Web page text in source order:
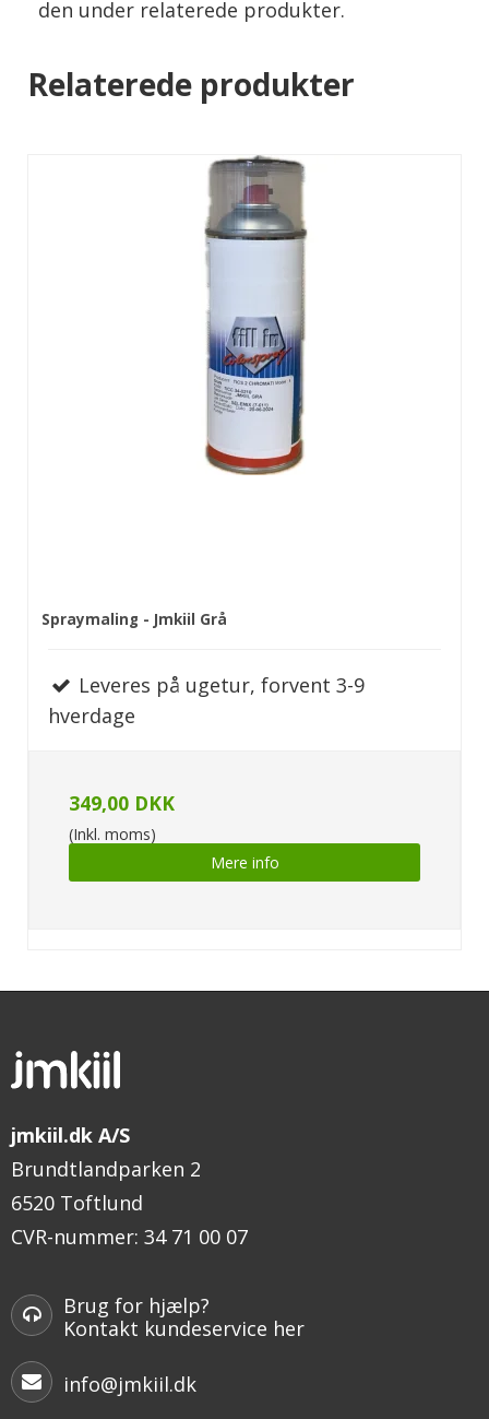
den under relaterede produkter.
Relaterede produkter
Spraymaling - Jmkiil Grå
Leveres på ugetur, forvent 3-9
hverdage
349,00 DKK
(Inkl. moms)
Mere info
jmkiil.dk A/S
Brundtlandparken 2
6520 Toftlund
CVR-nummer: 34 71 00 07
Brug for hjælp?
Kontakt kundeservice her
info@jmkiil.dk